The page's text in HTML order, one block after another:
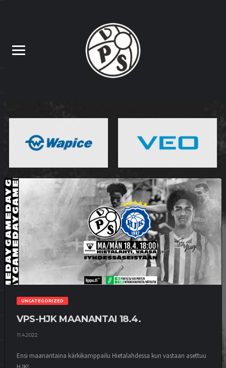
UNCATEGORIZED
VPS-HJK MAANANTAI 18.4.
11.4.2022
Ensi maanantaina kärkikamppailu Hietalahdessa kun vastaan asettuu